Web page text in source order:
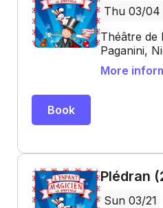
Thu 03/04
Théâtre de
Paganini,
More
Book
Plédran
Sun 03/21